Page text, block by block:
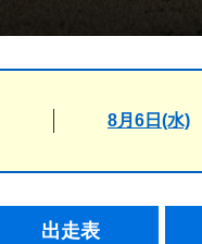
8月6日(水)
出走表